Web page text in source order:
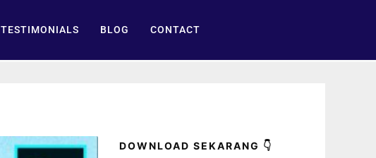
TESTIMONIALS BLOG CONTACT
DOWNLOAD SEKARANG 👇